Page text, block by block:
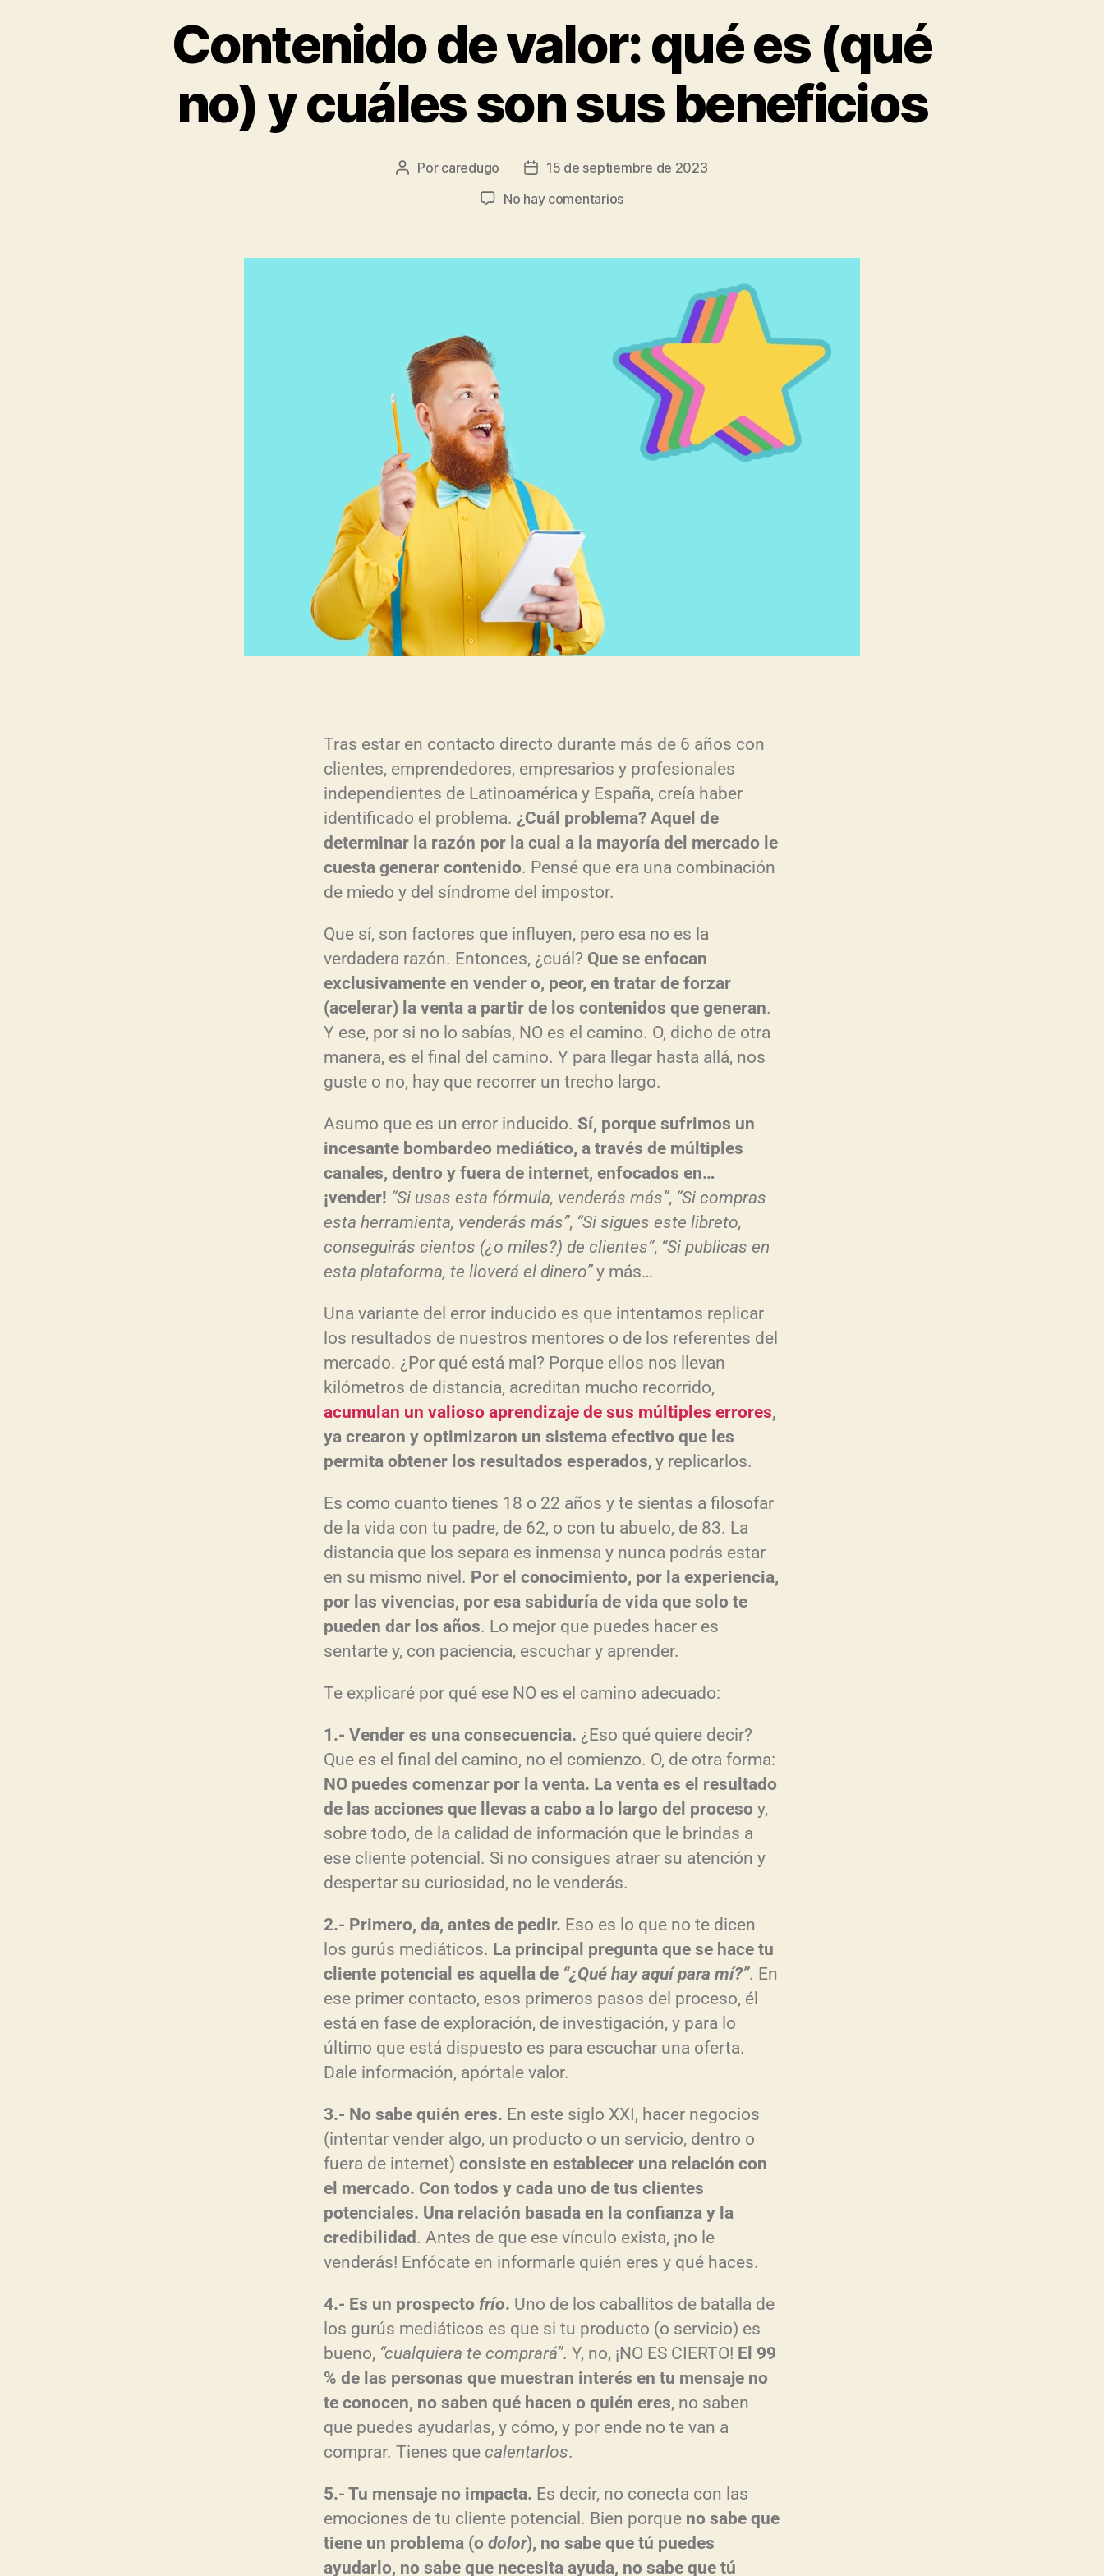
Contenido de valor: qué es (qué
no) y cuáles son sus beneficios
Por caredugo
15 de septiembre de 2023
No hay comentarios
Tras estar en contacto directo durante más de 6 años con
clientes, emprendedores, empresarios y profesionales
independientes de Latinoamérica y España, creía haber
identificado el problema. ¿Cuál problema? Aquel de
determinar la razón por la cual a la mayoría del mercado le
cuesta generar contenido. Pensé que era una combinación
de miedo y del síndrome del impostor.
Que sí, son factores que influyen, pero esa no es la
verdadera razón. Entonces, ¿cuál? Que se enfocan
exclusivamente en vender o, peor, en tratar de forzar
(acelerar) la venta a partir de los contenidos que generan.
Y ese, por si no lo sabías, NO es el camino. O, dicho de otra
manera, es el final del camino. Y para llegar hasta allá, nos
guste o no, hay que recorrer un trecho largo.
Asumo que es un error inducido. Sí, porque sufrimos un
incesante bombardeo mediático, a través de múltiples
canales, dentro y fuera de internet, enfocados en…
¡vender! “Si usas esta fórmula, venderás más”, “Si compras
esta herramienta, venderás más”, “Si sigues este libreto,
conseguirás cientos (¿o miles?) de clientes”, “Si publicas en
esta plataforma, te lloverá el dinero”y más…
Una variante del error inducido es que intentamos replicar
los resultados de nuestros mentores o de los referentes del
mercado. ¿Por qué está mal? Porque ellos nos llevan
kilómetros de distancia, acreditan mucho recorrido,
acumulan un valioso aprendizaje de sus múltiples errores,
ya crearon y optimizaron un sistema efectivo que les
permita obtener los resultados esperados, y replicarlos.
Es como cuanto tienes 18 o 22 años y te sientas a filosofar
de la vida con tu padre, de 62, o con tu abuelo, de 83. La
distancia que los separa es inmensa y nunca podrás estar
en su mismo nivel. Por el conocimiento, por la experiencia,
por las vivencias, por esa sabiduría de vida que solo te
pueden dar los años. Lo mejor que puedes hacer es
sentarte y, con paciencia, escuchar y aprender.
Te explicaré por qué ese NO es el camino adecuado:
1.- Vender es una consecuencia. ¿Eso qué quiere decir?
Que es el final del camino, no el comienzo. O, de otra forma:
NO puedes comenzar por la venta. La venta es el resultado
de las acciones que llevas a cabo a lo largo del proceso y,
sobre todo, de la calidad de información que le brindas a
ese cliente potencial. Si no consigues atraer su atención y
despertar su curiosidad, no le venderás.
2.- Primero, da, antes de pedir. Eso es lo que no te dicen
los gurús mediáticos. La principal pregunta que se hace tu
cliente potencial es aquella de “¿Qué hay aquí para mí?”. En
ese primer contacto, esos primeros pasos del proceso, él
está en fase de exploración, de investigación, y para lo
último que está dispuesto es para escuchar una oferta.
Dale información, apórtale valor.
3.- No sabe quién eres. En este siglo XXI, hacer negocios
(intentar vender algo, un producto o un servicio, dentro o
fuera de internet) consiste en establecer una relación con
el mercado. Con todos y cada uno de tus clientes
potenciales. Una relación basada en la confianza y la
credibilidad . Antes de que ese vínculo exista, ¡no le
venderás! Enfócate en informarle quién eres y qué haces.
4.- Es un prospecto frío. Uno de los caballitos de batalla de
los gurús mediáticos es que si tu producto (o servicio) es
bueno, “cualquiera te comprará”. Y, no, ¡NO ES CIERTO! El 99
% de las personas que muestran interés en tu mensaje no
te conocen, no saben qué hacen o quién eres, no saben
que puedes ayudarlas, y cómo, y por ende no te van a
comprar. Tienes que calentarlos.
5.- Tu mensaje no impacta. Es decir, no conecta con las
emociones de tu cliente potencial. Bien porque no sabe que
tiene un problema (o dolor), no sabe que tú puedes
ayudarlo, no sabe que necesita ayuda, no sabe que tú